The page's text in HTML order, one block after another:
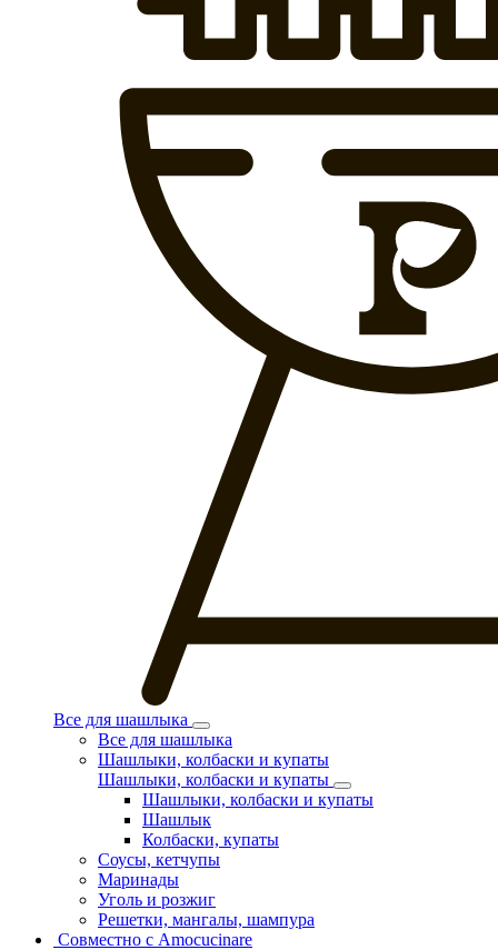
Все для шашлыка
Все для шашлыка
Шашлыки, колбаски и купаты
Шашлыки, колбаски и купаты
Шашлыки, колбаски и купаты
Шашлык
Колбаски, купаты
Соусы, кетчупы
Маринады
Уголь и розжиг
Решетки, мангалы, шампура
Совместно с Amocucinare